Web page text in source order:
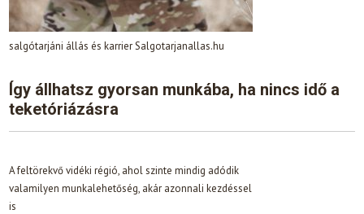
salgótarjáni állás és karrier Salgotarjanallas.hu
Így állhatsz gyorsan munkába, ha nincs idő a
teketóriázásra
A feltörekvő vidéki régió, ahol szinte mindig adódik
valamilyen munkalehetőség, akár azonnali kezdéssel
is